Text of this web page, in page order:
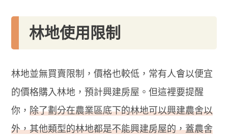
林地使用限制
林地並無買賣限制，價格也較低，常有人會以便宜
的價格購入林地，預計興建房屋。但這裡要提醒
你，除了劃分在農業區底下的林地可以興建農舍以
外，其他類型的林地都是不能興建房屋的，蓋農舍